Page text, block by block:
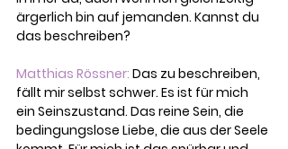
ärgerlich bin auf jemanden. Kannst du
das beschreiben?
Matthias Rössner: Das zu beschreiben,
fällt mir selbst schwer. Es ist für mich
ein Seinszustand. Das reine Sein, die
bedingungslose Liebe, die aus der Seele